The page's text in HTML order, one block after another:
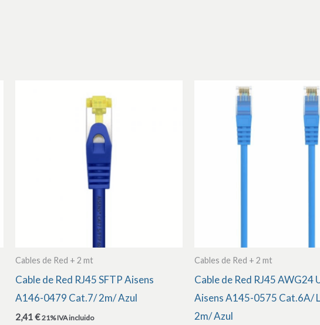
Cables de Red + 2 mt
Cable de Red RJ45 SFTP Aisens
A146-0479 Cat.7/ 2m/ Azul
2,41€ 21% IVA incluido
Cables de Red + 2 mt
Cable de Red RJ45 AWG24
Aisens A145-0575 Cat.6A/
2m/ Azul